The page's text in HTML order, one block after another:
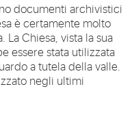
documenti archivistici
è certamente molto
Chiesa, vista la sua
essere stata utilizzata
a tutela della valle.
negli ultimi